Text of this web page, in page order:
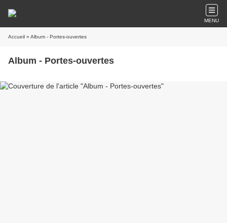
MENU
Accueil » Album - Portes-ouvertes
Album - Portes-ouvertes